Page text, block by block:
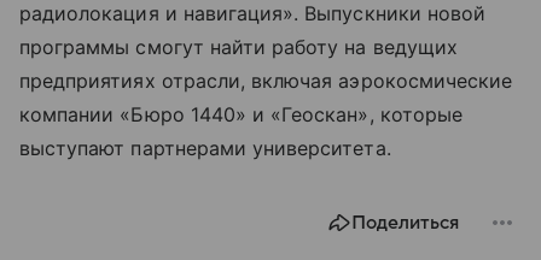
радиолокация и навигация». Выпускники новой
программы смогут найти работу на ведущих
предприятиях отрасли, включая аэрокосмические
компании «Бюро 1440» и «Геоскан», которые
выступают партнерами университета.
Поделиться